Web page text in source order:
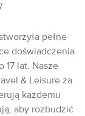
pełne
doświadczenia
lat. Nasze
& Leisure za
każdemu
aby rozbudzić